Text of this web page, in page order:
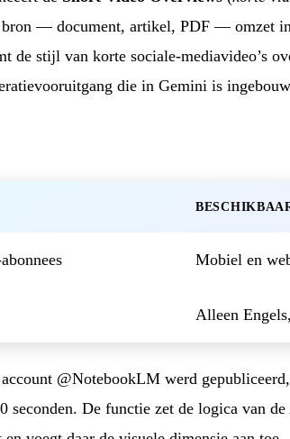
bron — document, artikel, PDF — omzet
de stijl van korte sociale-mediavideo’s
die in Gemini is
Mobiel en
Alleen
@NotebookLM werd
seconden. De functie zet de logica van